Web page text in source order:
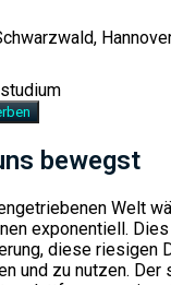
bewegst
Welt
exponentiell.
diese riesigen
und zu nutzen. Der